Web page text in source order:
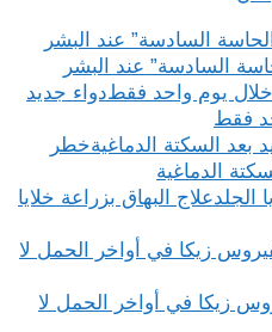
السادسة” عند البشر
دواء جديد
فقط
خطر
الدماغية
علاج البهاق بزراعة خلايا
زيكا في أواخر الحمل لا